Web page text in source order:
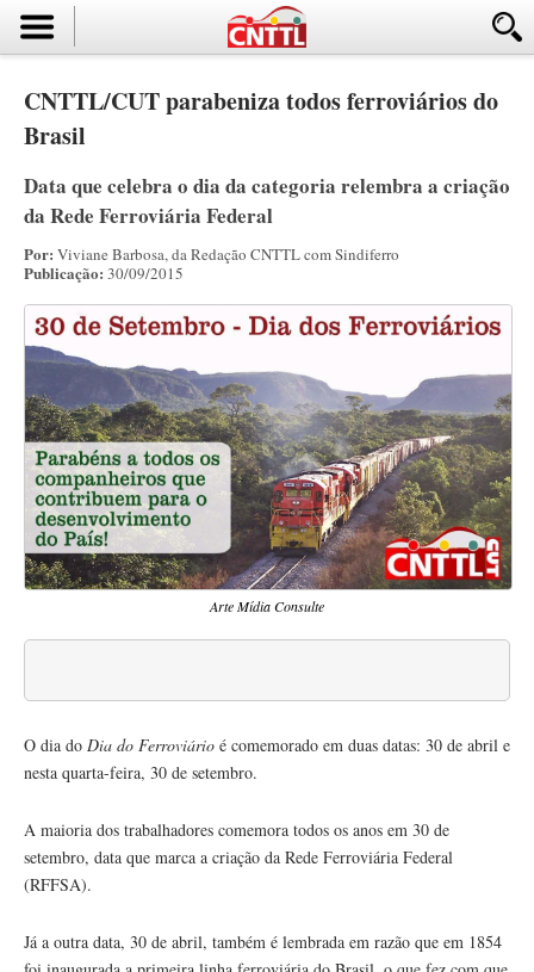
CNTTL/CUT parabeniza todos ferroviários do
Brasil
Data que celebra o dia da categoria relembra a criação
da Rede Ferroviária Federal
Por: Viviane Barbosa, da Redação CNTTL com Sindiferro
Publicação: 30/09/2015
Arte Mídia Consulte
O dia do Dia do Ferroviário é comemorado em duas datas: 30 de abril e
nesta quarta-feira, 30 de setembro.
A maioria dos trabalhadores comemora todos os anos em 30 de
setembro, data que marca a criação da Rede Ferroviária Federal
(RFFSA).
Já a outra data, 30 de abril, também é lembrada em razão que em 1854